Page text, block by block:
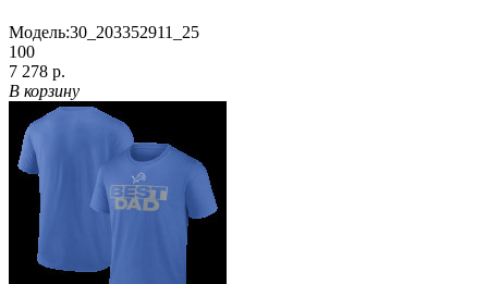
Модель:30_203352911_25
100
7 278 р.
В корзину